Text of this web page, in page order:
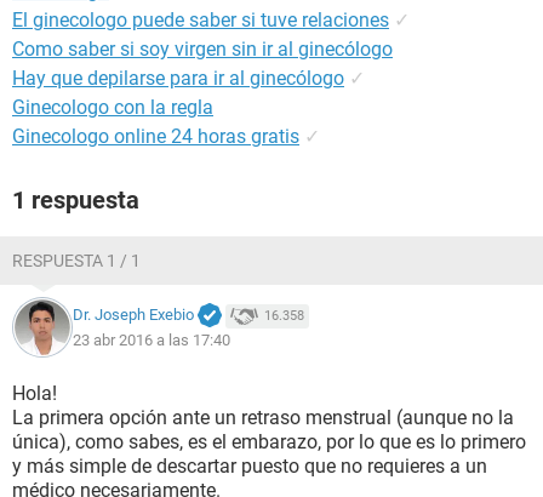
El ginecologo puede saber si tuve relaciones ✓
Como saber si soy virgen sin ir al ginecólogo
Hay que depilarse para ir al ginecólogo ✓
Ginecologo con la regla
Ginecologo online 24 horas gratis ✓
1 respuesta
RESPUESTA 1 / 1
Dr. Joseph Exebio 16.358
23 abr 2016 a las 17:40
Hola!
La primera opción ante un retraso menstrual (aunque no la
única), como sabes, es el embarazo, por lo que es lo primero
y más simple de descartar puesto que no requieres a un
médico necesariamente.